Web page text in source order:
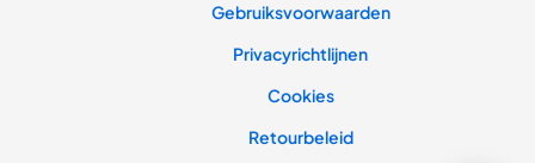
Gebruiksvoorwaarden
Privacyrichtlijnen
Cookies
Retourbeleid